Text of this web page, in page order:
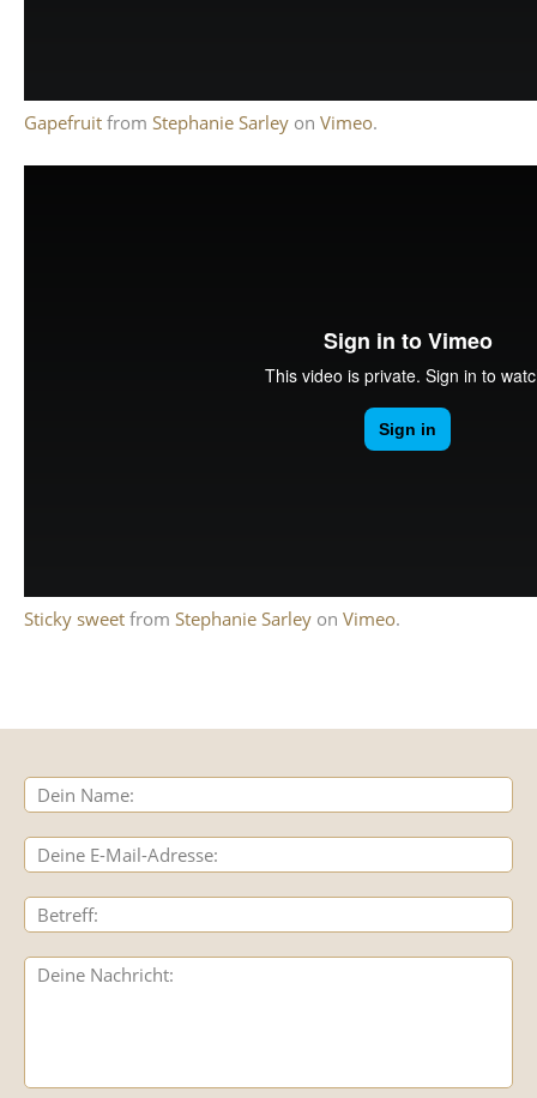
Gapefruit from Stephanie Sarley on Vimeo.
Sticky sweet from Stephanie Sarley on Vimeo.